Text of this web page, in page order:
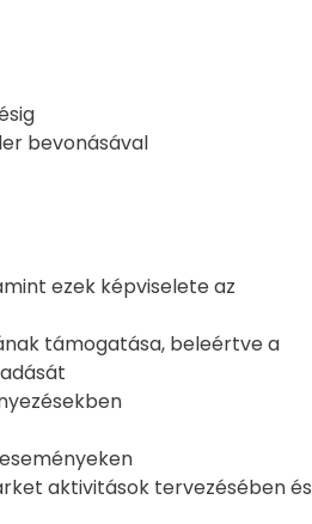
bevonásával
ezek képviselete az
támogatása, beleértve a
aktivitások tervezésében és